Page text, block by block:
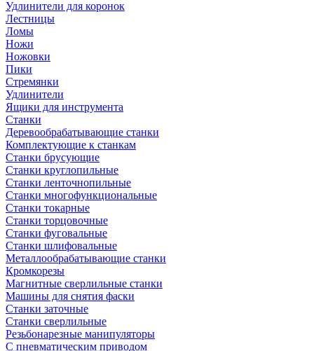
Удлинители для коронок
Лестницы
Ломы
Ножи
Ножовки
Пики
Стремянки
Удлинители
Ящики для инструмента
Станки
Деревообрабатывающие станки
Комплектующие к станкам
Станки брусующие
Станки круглопильные
Станки ленточнопильные
Станки многофункциональные
Станки токарные
Станки торцовочные
Станки фуговальные
Станки шлифовальные
Металлообрабатывающие станки
Кромкорезы
Магнитные сверлильные станки
Машины для снятия фаски
Станки заточные
Станки сверлильные
Резьбонарезные манипуляторы
С пневматическим приводом